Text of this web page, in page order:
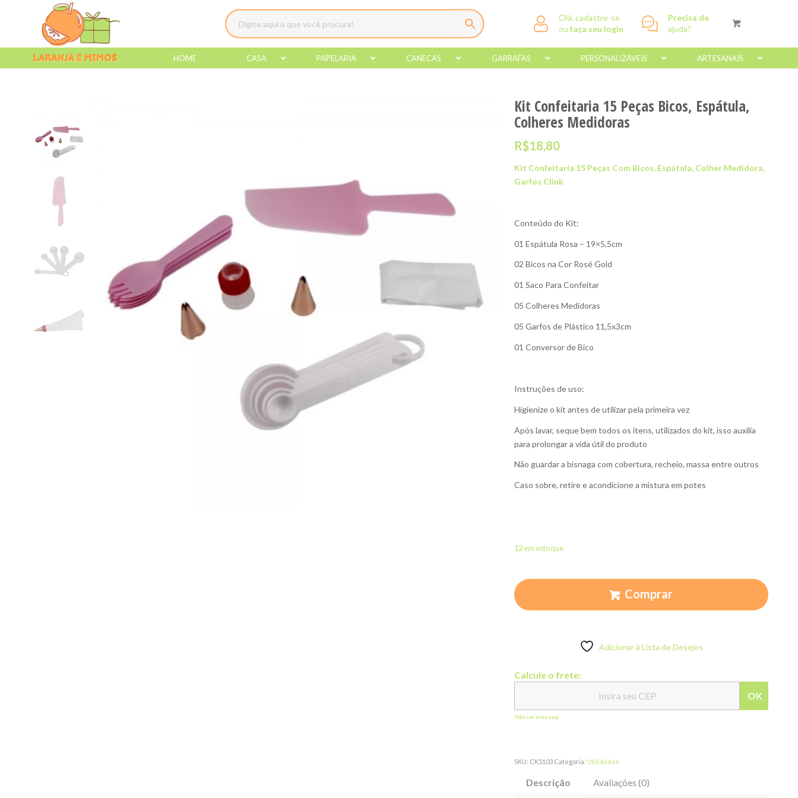
Olá, cadastre-se
oufaça seu login
Precisa de
ajuda?
HOME CASA PAPELARIA CANECAS GARRAFAS PERSONALIZÁVEIS ARTESANAIS
Kit Confeitaria 15 Peças Bicos, Espátula,
Colheres Medidoras
R$18,80
Kit Confeitaria 15 Peças Com Bicos, Espátula, Colher Medidora,
Garfos Clink
Conteúdo do Kit:
01 Espátula Rosa – 19×5,5cm
02 Bicos na Cor Rosé Gold
01 Saco Para Confeitar
05 Colheres Medidoras
05 Garfos de Plástico 11,5x3cm
01 Conversor de Bico
Instruções de uso:
Higienize o kit antes de utilizar pela primeira vez
Após lavar, seque bem todos os itens, utilizados do kit, isso auxilia
para prolongar a vida útil do produto
Não guardar a bisnaga com cobertura, recheio, massa entre outros
Caso sobre, retire e acondicione a mistura em potes
12 em estoque
Comprar
Adicionar à Lista de Desejos
Calcule o frete:
OK
Não sei meu cep
SKU: CK5103 Categoria: Utilidades
Descrição Avaliações (0)